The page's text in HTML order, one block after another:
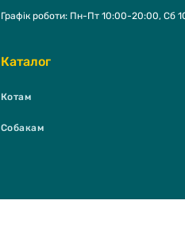
Каталог
Котам
Собакам
Графік роботи: Пн-Пт 10:00-20:00, Сб